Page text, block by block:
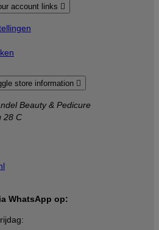
account links 
store information 
Beauty & Pedicure
28 C
WhatsApp op: